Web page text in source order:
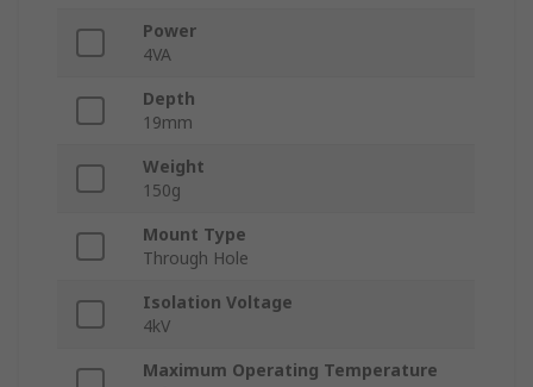
Power
4VA
Depth
19mm
Weight
150g
Mount Type
Through Hole
Isolation Voltage
4kV
Maximum Operating Temperature